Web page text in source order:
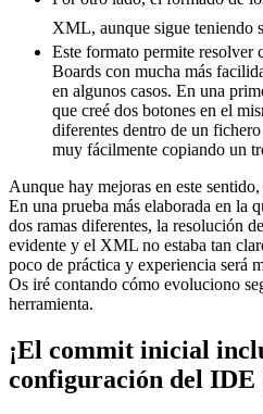
XML, aunque sigue teniendo
Este formato permite
Boards con mucha más
en algunos casos. En una
que creé dos botones en el
diferentes dentro de un
muy fácilmente copiando un
Aunque hay mejoras en este
En una prueba más elaborada en la
dos ramas diferentes, la resolución
evidente y el XML no estaba tan
poco de práctica y experiencia será
Os iré contando cómo evoluciono
herramienta.
¡El commit inicial
configuración del IDE